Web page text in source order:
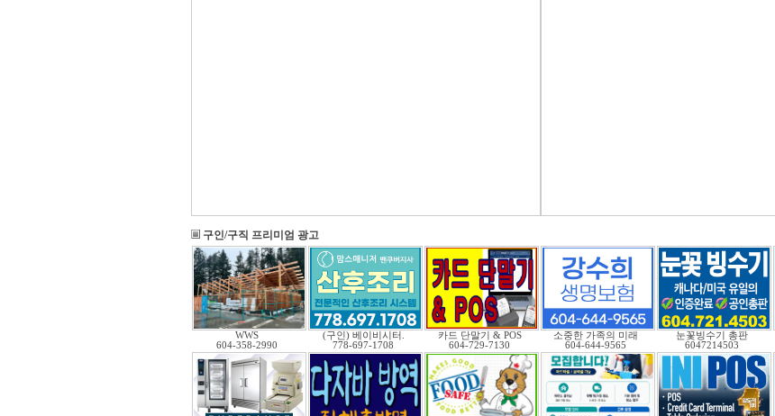
구인/구직 프리미엄 광고
WWS
604-358-2990
(구인) 베이비시터.
778-697-1708
카드 단말기 & POS
604-729-7130
소중한 가족의 미래
604-644-9565
눈꽃빙수기 총판
6047214503